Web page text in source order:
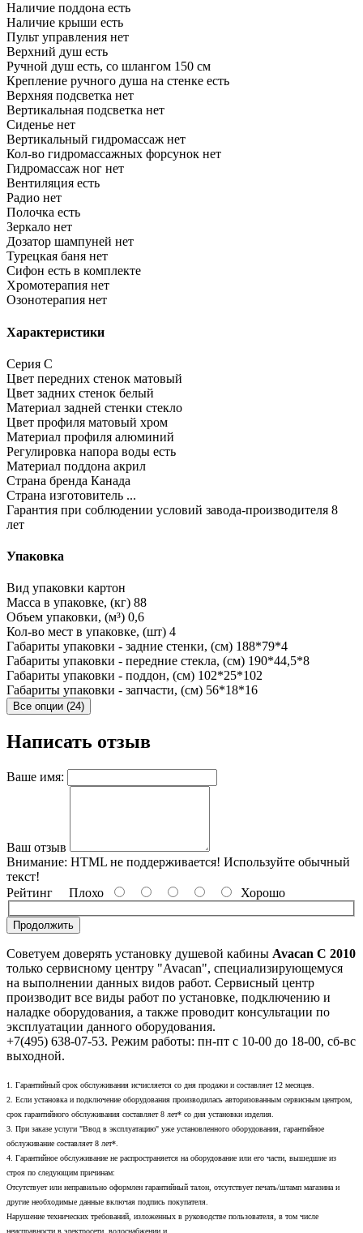
Наличие поддона есть
Наличие крыши есть
Пульт управления нет
Верхний душ есть
Ручной душ есть, со шлангом 150 см
Крепление ручного душа на стенке есть
Верхняя подсветка нет
Вертикальная подсветка нет
Сиденье нет
Вертикальный гидромассаж нет
Кол-во гидромассажных форсунок нет
Гидромассаж ног нет
Вентиляция есть
Радио нет
Полочка есть
Зеркало нет
Дозатор шампуней нет
Турецкая баня нет
Сифон есть в комплекте
Хромотерапия нет
Озонотерапия нет
Характеристики
Серия C
Цвет передних стенок матовый
Цвет задних стенок белый
Материал задней стенки стекло
Цвет профиля матовый хром
Материал профиля алюминий
Регулировка напора воды есть
Материал поддона акрил
Страна бренда Канада
Страна изготовитель ...
Гарантия при соблюдении условий завода-производителя 8
лет
Упаковка
Вид упаковки картон
Масса в упаковке, (кг) 88
Объем упаковки, (м³) 0,6
Кол-во мест в упаковке, (шт) 4
Габариты упаковки - задние стенки, (см) 188*79*4
Габариты упаковки - передние стекла, (см) 190*44,5*8
Габариты упаковки - поддон, (см) 102*25*102
Габариты упаковки - запчасти, (см) 56*18*16
Все опции (24)
Написать отзыв
Ваше имя:
Ваш отзыв
Внимание: HTML не поддерживается! Используйте обычный
текст!
Рейтинг Плохо Хорошо
Продолжить
Советуем доверять установку душевой кабины Avacan C 2010
только сервисному центру "Avacan", специализирующемуся
на выполнении данных видов работ. Сервисный центр
производит все виды работ по установке, подключению и
наладке оборудования, а также проводит консультации по
эксплуатации данного оборудования.
+7(495) 638-07-53. Режим работы: пн-пт с 10-00 до 18-00, сб-вс
выходной.
1. Гарантийный срок обслуживания исчисляется со дня продажи и составляет 12 месяцев.
2. Если установка и подключение оборудования производилась авторизованным сервисным центром,
срок гарантийного обслуживания составляет 8 лет* со дня установки изделия.
3. При заказе услуги "Ввод в эксплуатацию" уже установленного оборудования, гарантийное
обслуживание составляет 8 лет*.
4. Гарантийное обслуживание не распространяется на оборудование или его части, вышедшие из
строя по следующим причинам:
Отсутствует или неправильно оформлен гарантийный талон, отсутствует печать/штамп магазина и
другие необходимые данные включая подпись покупателя.
Нарушение технических требований, изложенных в руководстве пользователя, в том числе
неисправности в электросети, водоснабжении и